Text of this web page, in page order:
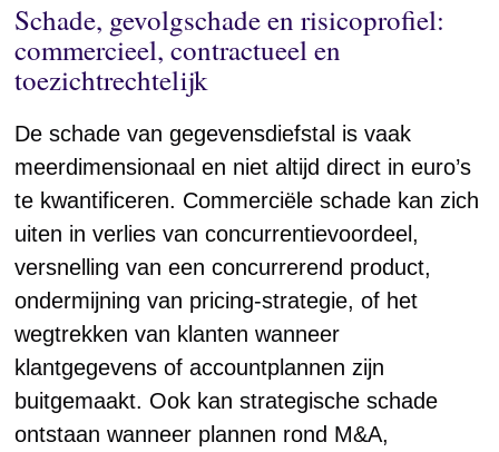
Schade, gevolgschade en risicoprofiel:
commercieel, contractueel en
toezichtrechtelijk
De schade van gegevensdiefstal is vaak
meerdimensionaal en niet altijd direct in euro’s
te kwantificeren. Commerciële schade kan zich
uiten in verlies van concurrentievoordeel,
versnelling van een concurrerend product,
ondermijning van pricing-strategie, of het
wegtrekken van klanten wanneer
klantgegevens of accountplannen zijn
buitgemaakt. Ook kan strategische schade
ontstaan wanneer plannen rond M&A,